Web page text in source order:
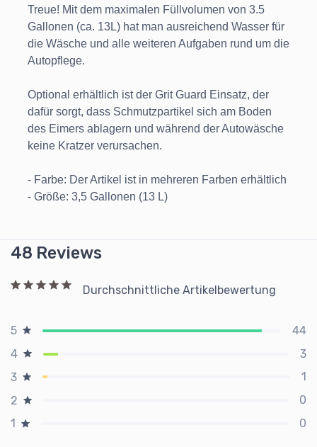
Treue! Mit dem maximalen Füllvolumen von 3.5
Gallonen (ca. 13L) hat man ausreichend Wasser für
die Wäsche und alle weiteren Aufgaben rund um die
Autopflege.
Optional erhältlich ist der Grit Guard Einsatz, der
dafür sorgt, dass Schmutzpartikel sich am Boden
des Eimers ablagern und während der Autowäsche
keine Kratzer verursachen.
- Farbe: Der Artikel ist in mehreren Farben erhältlich
- Größe: 3,5 Gallonen (13 L)
48 Reviews
Durchschnittliche Artikelbewertung
5
44
4
3
3
1
2
0
1
0